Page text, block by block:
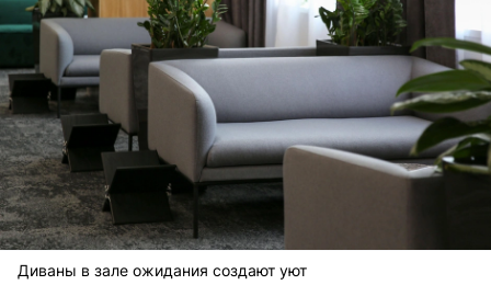
Диваны в зале ожидания создают уют